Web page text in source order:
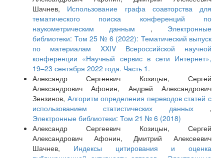
Шачнев, Использование графа соавторства для
тематического поиска конференций по
наукометрическим данным , Электронные
библиотеки: Том 25 № 6 (2022): Тематический выпуск
по материалам XXIV Всероссийской научной
конференции «Научный сервис в сети Интернет»,
19–23 сентября 2022 года. Часть 1.
Александр Сергеевич Козицын, Сергей
Александрович Афонин, Андрей Александрович
Зензинов, Алгоритм определения переводов статей с
использованием статистических данных ,
Электронные библиотеки: Том 21 № 6 (2018)
Александр Сергеевич Козицын, Сергей
Александрович Афонин, Дмитрий Алексеевич
Шачнев, Индексы цитирования и оценка